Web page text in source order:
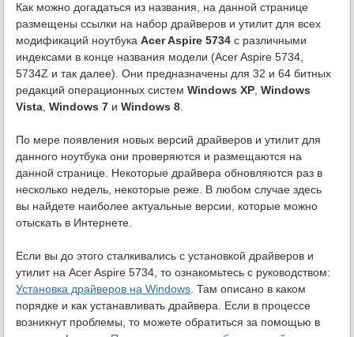
Как можно догадаться из названия, на данной странице
размещены ссылки на набор драйверов и утилит для всех
модификаций ноутбукаAcer Aspire 5734 с различными
индексами в конце названия модели (Acer Aspire 5734,
5734Z и так далее). Они предназначены для 32 и 64 битных
редакций операционных системWindows XP ,Windows
Vista ,Windows 7 иWindows 8
По мере появления новых версий драйверов и утилит для
данного ноутбука они проверяются и размещаются на
данной странице. Некоторые драйвера обновляются раз в
несколько недель, некоторые реже. В любом случае здесь
вы найдете наиболее актуальные версии, которые можно
отыскать в Интернете.
Если вы до этого сталкивались с установкой драйверов и
утилит на Acer Aspire 5734, то ознакомьтесь с руководством:
Установка драйверов на Windows . Там описано в каком
порядке и как устанавливать драйвера. Если в процессе
возникнут проблемы, то можете обратиться за помощью в